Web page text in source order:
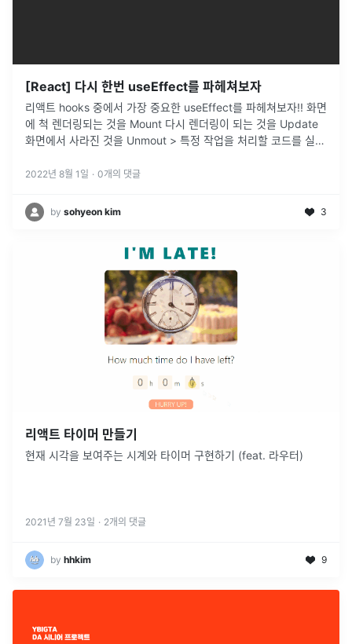
[React] 다시 한번 useEffect를 파헤쳐보자
리액트 hooks 중에서 가장 중요한 useEffect를 파헤쳐보자!! 화면
에 척 렌더링되는 것을 Mount 다시 렌더링이 되는 것을 Update
화면에서 사라진 것을 Unmout > 특정 작업을 처리할 코드를 실행
2022년 8월 1일 · 0개의 댓글
by sohyeon kim 3
리액트 타이머 만들기
현재 시각을 보여주는 시계와 타이머 구현하기 (feat. 라우터)
2021년 7월 23일 · 2개의 댓글
by hhkim 9